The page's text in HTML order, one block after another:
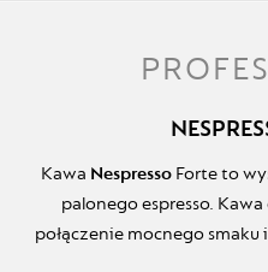
Kawa NespressoForte to
palonego espresso.
połączenie mocnego